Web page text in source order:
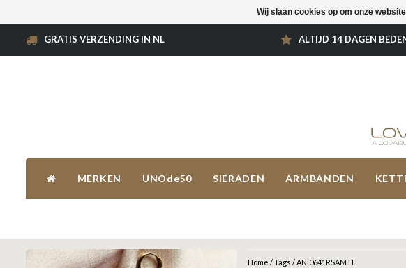
GRATIS VERZENDING IN NL ALTIJD 14 DAGEN
MERKEN UNOde50 SIERADEN ARMBANDEN
Home /Tags /ANI0641RSAMTL
Wij slaan cookies op om onze